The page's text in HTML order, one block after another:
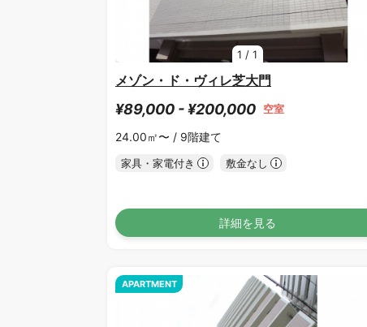
1 /1
メゾン・ド・ヴィレ芝大門
¥89,000 - ¥200,000 空室
24.00㎡〜 / 9階建て
家具・家電付き 敷金なし
詳細を見る
APARTMENT